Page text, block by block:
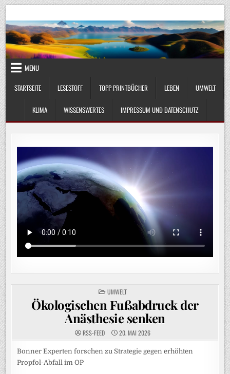
Skip
to
content
UmweltKlima.com
MENU
STARTSEITE
LESESTOFF TOPP PRINTBÜCHER LEBEN UMWELT
KLIMA WISSENSWERTES IMPRESSUM UND DATENSCHUTZ
POSTED
IN
UMWELT
Ökologischen Fußabdruck der
Anästhesie senken
RSS-FEED 20. MAI 2026
Bonner Experten forschen zu Strategie gegen erhöhten
Propfol-Abfall im OP